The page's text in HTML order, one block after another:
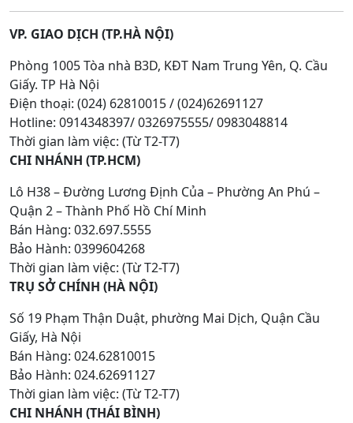
VP. GIAO DỊCH (TP.HÀ NỘI)
Phòng 1005 Tòa nhà B3D, KĐT Nam Trung Yên, Q. Cầu
Giấy. TP Hà Nội
Điện thoại: (024) 62810015 / (024)62691127
Hotline: 0914348397/ 0326975555/ 0983048814
Thời gian làm việc: (Từ T2-T7)
CHI NHÁNH (TP.HCM)
Lô H38 – Đường Lương Định Của – Phường An Phú –
Quận 2 – Thành Phố Hồ Chí Minh
Bán Hàng: 032.697.5555
Bảo Hành: 0399604268
Thời gian làm việc: (Từ T2-T7)
TRỤ SỞ CHÍNH (HÀ NỘI)
Số 19 Phạm Thận Duật, phường Mai Dịch, Quận Cầu
Giấy, Hà Nội
Bán Hàng: 024.62810015
Bảo Hành: 024.62691127
Thời gian làm việc: (Từ T2-T7)
CHI NHÁNH (THÁI BÌNH)